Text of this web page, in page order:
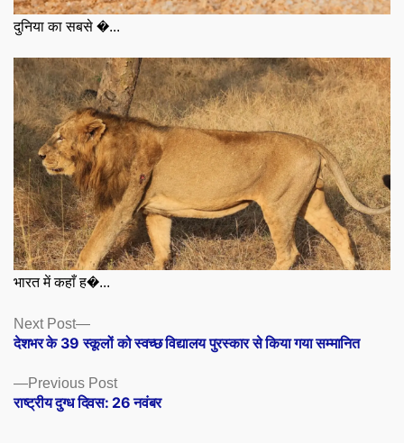
दुनिया का सबसे �...
भारत में कहाँ ह�...
Posts
navigation
Previous PostPrevious
post:
राष्ट्रीय दुग्ध दिवस: 26 नवंबर
Next Post
Next
post:
देशभर के 39 स्कूलों को स्वच्छ विद्यालय पुरस्कार से किया गया सम्मानित